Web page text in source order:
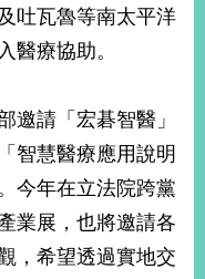
吐瓦魯等南太平洋
醫療協助。
邀請「宏碁智醫」
智慧醫療應用說明
今年在立法院跨黨
業展，也將邀請各
，希望透過實地交